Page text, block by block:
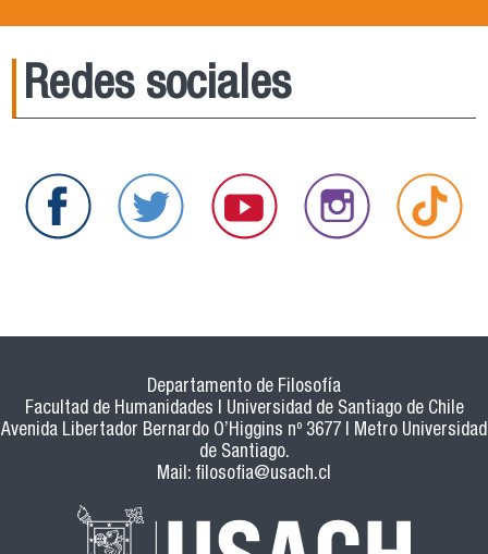
Redes sociales
Departamento de Filosofía
Facultad de Humanidades | Universidad de Santiago de Chile
Avenida Libertador Bernardo O’Higgins nº 3677 | Metro Universidad
de Santiago.
Mail: filosofia@usach.cl